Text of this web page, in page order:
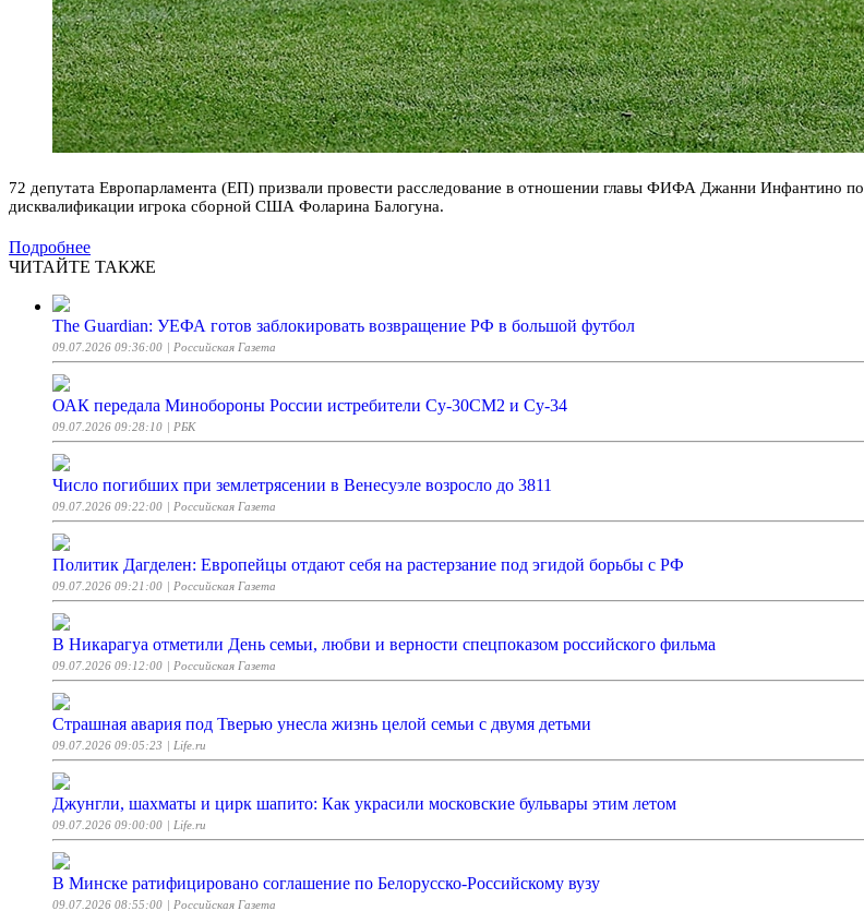
72 депутата Европарламента (ЕП) призвали провести расследование в отношении главы ФИФА Джанни Инфантино
дисквалификации игрока сборной США Фоларина Балогуна.
Подробнее
ЧИТАЙТЕ ТАКЖЕ
The Guardian: УЕФА готов заблокировать возвращение РФ в большой футбол
09.07.2026 09:36:00 | Российская Газета
ОАК передала Минобороны России истребители Су-30СМ2 и Су-34
09.07.2026 09:28:10 | РБК
Число погибших при землетрясении в Венесуэле возросло до 3811
09.07.2026 09:22:00 | Российская Газета
Политик Дагделен: Европейцы отдают себя на растерзание под эгидой борьбы с РФ
09.07.2026 09:21:00 | Российская Газета
В Никарагуа отметили День семьи, любви и верности спецпоказом российского фильма
09.07.2026 09:12:00 | Российская Газета
Страшная авария под Тверью унесла жизнь целой семьи с двумя детьми
09.07.2026 09:05:23 | Life.ru
Джунгли, шахматы и цирк шапито: Как украсили московские бульвары этим летом
09.07.2026 09:00:00 | Life.ru
В Минске ратифицировано соглашение по Белорусско-Российскому вузу
09.07.2026 08:55:00 | Российская Газета